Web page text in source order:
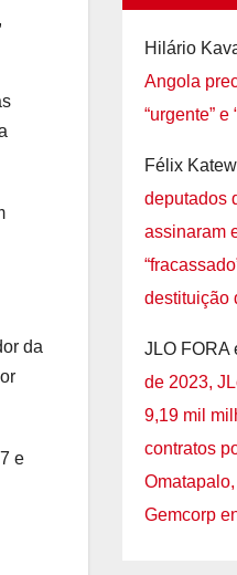
da
e
Hilário
Angola
“urgente” e
Félix
deputados
assinaram
destituição
JLO FORA
de 2023,
9,19 mil
contratos
Gemcorp